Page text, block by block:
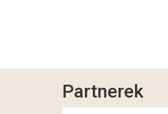
Partnerek